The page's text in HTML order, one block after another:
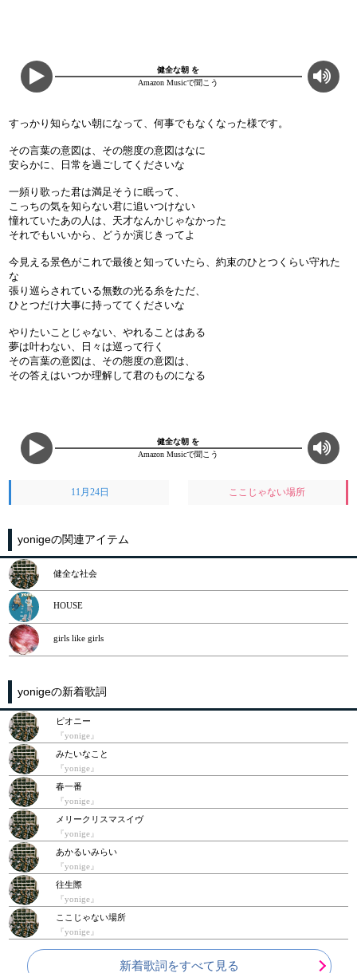
健全な朝 を
Amazon Musicで聞こう
すっかり知らない朝になって、何事でもなくなった様です。
その言葉の意図は、その態度の意図はなに
安らかに、日常を過ごしてくださいな
一頻り歌った君は満足そうに眠って、
こっちの気を知らない君に追いつけない
憧れていたあの人は、天才なんかじゃなかった
それでもいいから、どうか演じきってよ
今見える景色がこれで最後と知っていたら、約束のひとつくらい守れた
な
張り巡らされている無数の光る糸をただ、
ひとつだけ大事に持っててくださいな
やりたいことじゃない、やれることはある
夢は叶わない、日々は巡って行く
その言葉の意図は、その態度の意図は、
その答えはいつか理解して君のものになる
健全な朝 を
Amazon Musicで聞こう
11月24日 ここじゃない場所
yonigeの関連アイテム
健全な社会
HOUSE
girls like girls
yonigeの新着歌詞
ピオニー
『yonige』
みたいなこと
『yonige』
春一番
『yonige』
メリークリスマスイヴ
『yonige』
あかるいみらい
『yonige』
往生際
『yonige』
ここじゃない場所
『yonige』
新着歌詞をすべて見る